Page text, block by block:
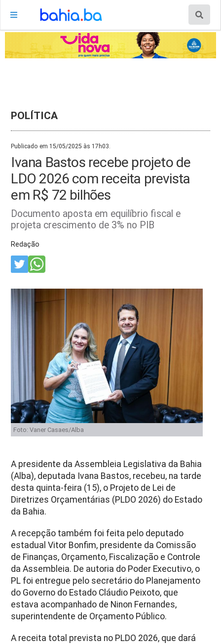
POLÍTICA
Publicado em 15/05/2025 às 17h03.
Ivana Bastos recebe projeto de
LDO 2026 com receita prevista
em R$ 72 bilhões
Documento aposta em equilíbrio fiscal e
projeta crescimento de 3% no PIB
Redação
Foto: Vaner Casaes/Alba
A presidente da Assembleia Legislativa da Bahia
(Alba), deputada Ivana Bastos, recebeu, na tarde
desta quinta-feira (15), o Projeto de Lei de
Diretrizes Orçamentárias (PLDO 2026) do Estado
da Bahia.
A recepção também foi feita pelo deputado
estadual Vitor Bonfim, presidente da Comissão
de Finanças, Orçamento, Fiscalização e Controle
da Assembleia. De autoria do Poder Executivo, o
PL foi entregue pelo secretário do Planejamento
do Governo do Estado Cláudio Peixoto, que
estava acompanhado de Ninon Fernandes,
superintendente de Orçamento Público.
A receita total prevista no PLDO 2026, que dará